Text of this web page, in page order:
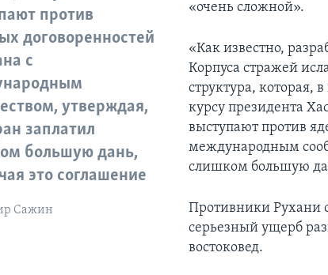
против
договоренностей
с
утверждая,
заплатил
большую дань,
это соглашение
Сажин
«очень сложной».
«Как известно,
Корпуса стражей
структура, которая,
курсу президента
выступают против
международным
слишком большую
Противники Рухани
серьезный ущерб
востоковед.